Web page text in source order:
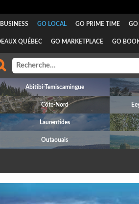
GO LOCAL GO PRIME TIME GO
QUÉBEC GO MARKETPLACE GO
Abitibi-Temiscamingue
Côte-Nord
Laurentides
Outaouais